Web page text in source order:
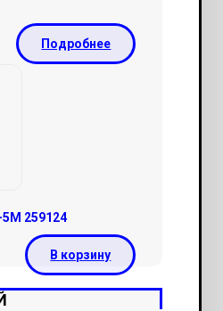
Подробнее
259124
В корзину